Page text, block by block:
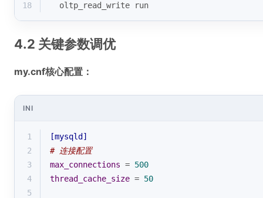
18
  oltp_read_write run
4.2 关键参数调优
my.cnf核心配置：
INI
1
[mysqld]
2
# 连接配置
3
max_connections = 500
4
thread_cache_size = 50
5